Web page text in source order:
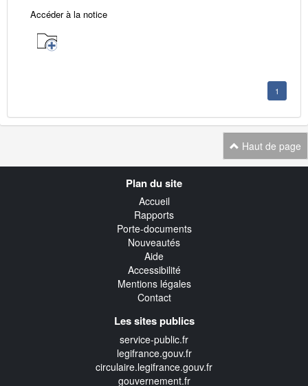
Accéder à la notice
1
Haut de page
Plan du site
Accueil
Rapports
Porte-documents
Nouveautés
Aide
Accessibilité
Mentions légales
Contact
Les sites publics
service-public.fr
legifrance.gouv.fr
circulaire.legifrance.gouv.fr
gouvernement.fr